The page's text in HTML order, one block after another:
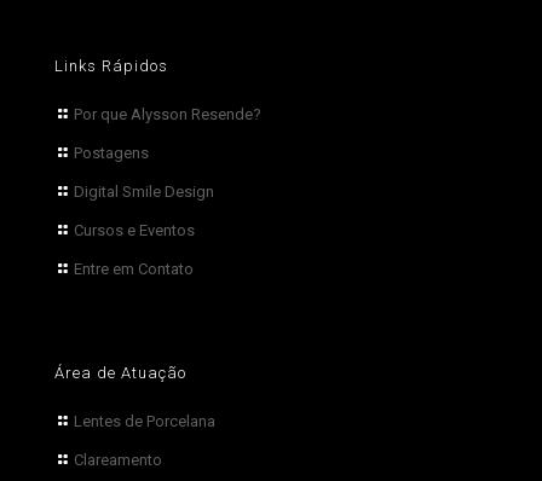
Links Rápidos
Por que Alysson Resende?
Postagens
Digital Smile Design
Cursos e Eventos
Entre em Contato
Área de Atuação
Lentes de Porcelana
Clareamento